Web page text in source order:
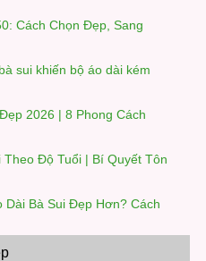
Cách Chọn Đẹp, Sang
sui khiến bộ áo dài kém
2026 | 8 Phong Cách
Theo Độ Tuổi | Bí Quyết Tôn
Dài Bà Sui Đẹp Hơn? Cách